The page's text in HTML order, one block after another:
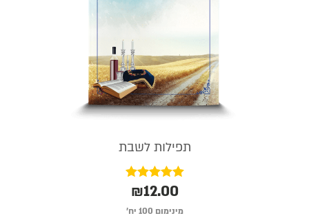
תפילות לשבת
דורג
5.00
מתוך 5
₪12.00
מינימום 100 יח׳